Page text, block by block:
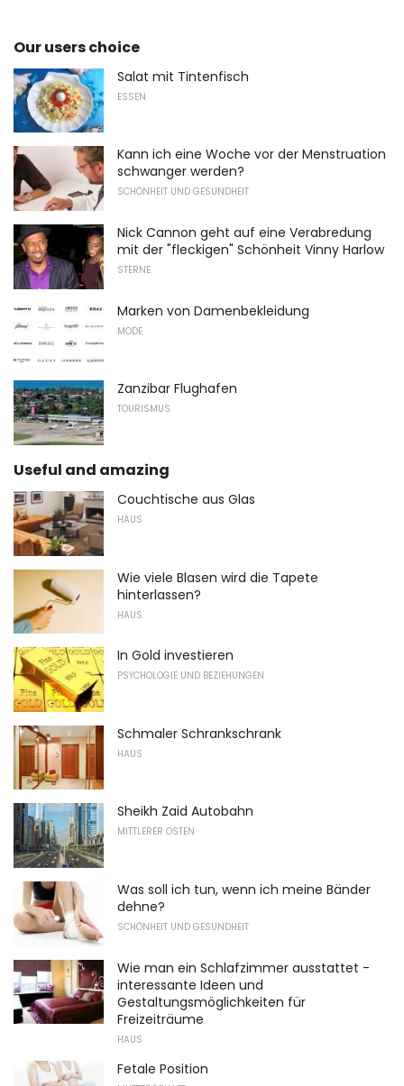
Our users choice
Salat mit Tintenfisch
ESSEN
Kann ich eine Woche vor der Menstruation
schwanger werden?
SCHÖNHEIT UND GESUNDHEIT
Nick Cannon geht auf eine Verabredung
mit der "fleckigen" Schönheit Vinny Harlow
STERNE
Marken von Damenbekleidung
MODE
Zanzibar Flughafen
TOURISMUS
Useful and amazing
Couchtische aus Glas
HAUS
Wie viele Blasen wird die Tapete
hinterlassen?
HAUS
In Gold investieren
PSYCHOLOGIE UND BEZIEHUNGEN
Schmaler Schrankschrank
HAUS
Sheikh Zaid Autobahn
MITTLERER OSTEN
Was soll ich tun, wenn ich meine Bänder
dehne?
SCHÖNHEIT UND GESUNDHEIT
Wie man ein Schlafzimmer ausstattet -
interessante Ideen und
Gestaltungsmöglichkeiten für
Freizeiträume
HAUS
Fetale Position